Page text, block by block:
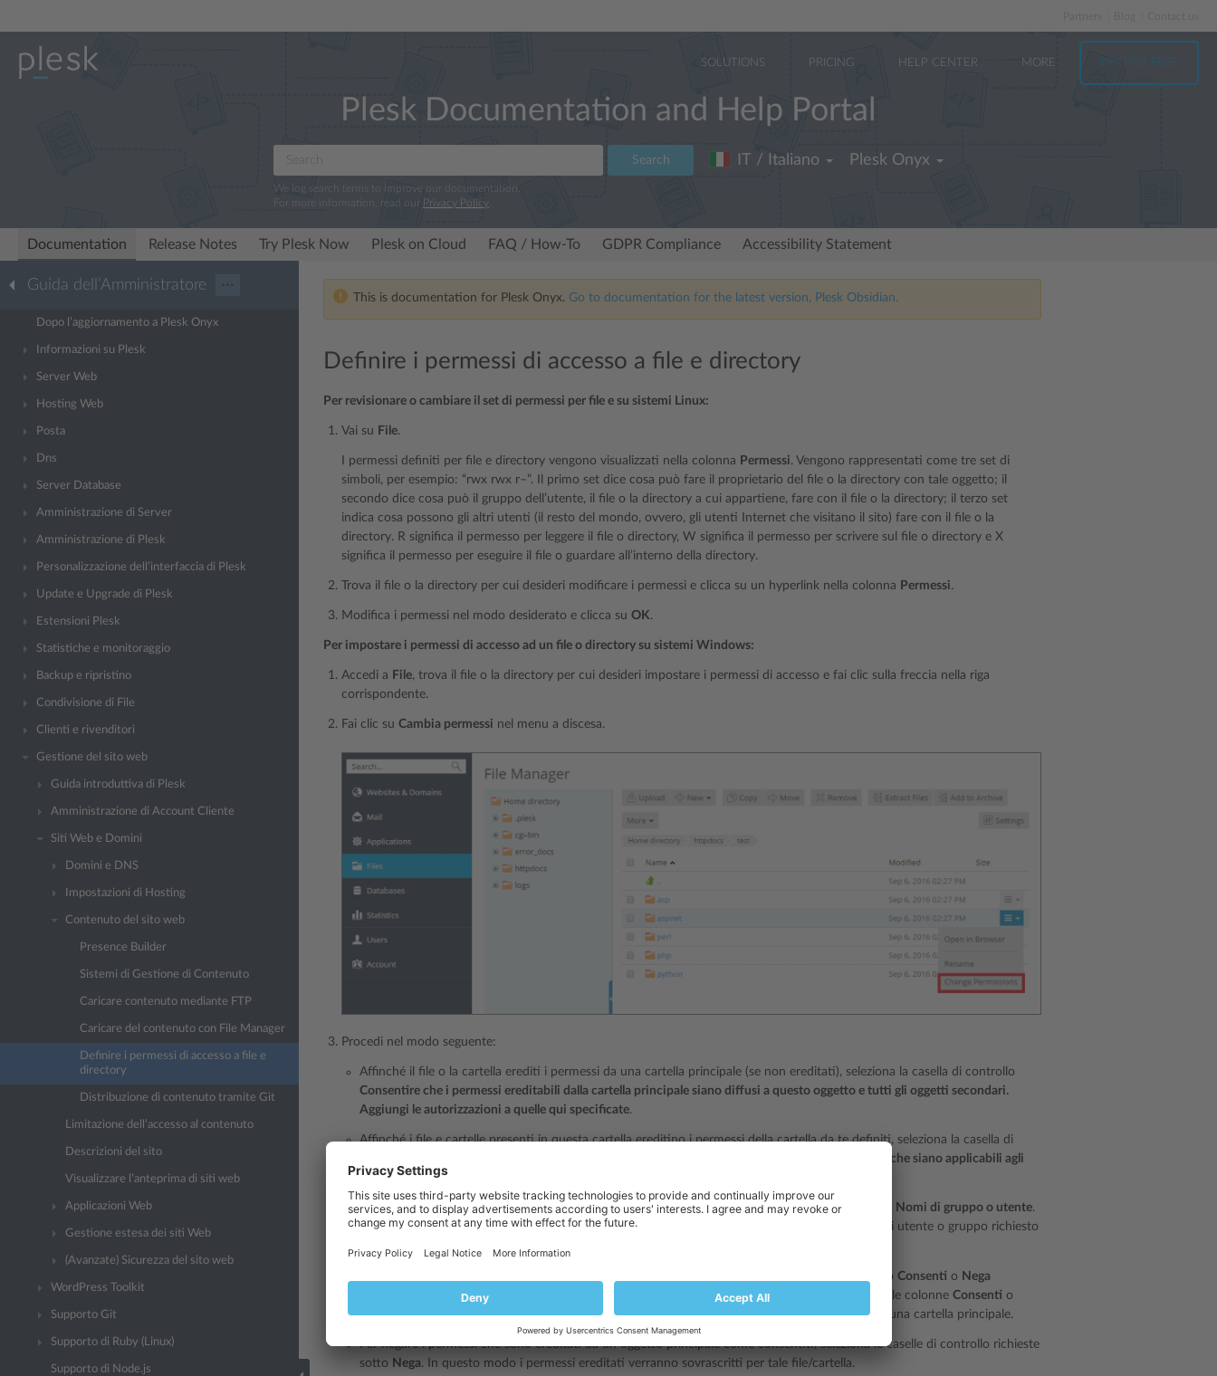
Partners
SOLUTIONS PRICING HELP CENTER MORE TRY FOR FREE
Plesk Documentation and Help Portal
Search
We log search terms to improve our documentation.
For more information, read our Privacy Policy
IT / Italiano Plesk Onyx
Documentation Release Notes Try Plesk Now Plesk on Cloud FAQ / How-To GDPR Compliance Accessibility Statement
Guida dell’Amministratore ···
Dopo l’aggiornamento a Plesk Onyx
Informazioni su Plesk
Server Web
Hosting Web
Posta
Dns
Server Database
Amministrazione di Server
Amministrazione di Plesk
Personalizzazione dell’interfaccia di Plesk
Update e Upgrade di Plesk
Estensioni Plesk
Statistiche e monitoraggio
Backup e ripristino
Condivisione di File
Clienti e rivenditori
Gestione del sito web
Guida introduttiva di Plesk
Amministrazione di Account Cliente
Siti Web e Domini
Domini e DNS
Impostazioni di Hosting
Contenuto del sito web
Presence Builder
Sistemi di Gestione di Contenuto
Caricare contenuto mediante FTP
Caricare del contenuto con File Manager
Definire i permessi di accesso a file e
directory
Distribuzione di contenuto tramite Git
Limitazione dell’accesso al contenuto
Descrizioni del sito
Visualizzare l’anteprima di siti web
Applicazioni Web
Gestione estesa dei siti Web
(Avanzate) Sicurezza del sito web
WordPress Toolkit
Supporto Git
Supporto di Ruby (Linux)
Supporto di Node.js
This is documentation for Plesk Onyx. Go to documentation for the latest version, Plesk Obsidian.
Definire i permessi di accesso a file e directory
Per revisionare o cambiare il set di permessi per file e su sistemi Linux:
Vai su File.
I permessi definiti per file e directory vengono visualizzati nella colonna Permessi. Vengono rappresentati come tre set di
simboli, per esempio: “rwx rwx r–”. Il primo set dice cosa può fare il proprietario del file o la directory con tale oggetto; il
secondo dice cosa può il gruppo dell’utente, il file o la directory a cui appartiene, fare con il file o la directory; il terzo set
indica cosa possono gli altri utenti (il resto del mondo, ovvero, gli utenti Internet che visitano il sito) fare con il file o la
directory. R significa il permesso per leggere il file o directory, W significa il permesso per scrivere sul file o directory e X
significa il permesso per eseguire il file o guardare all’interno della directory.
Trova il file o la directory per cui desideri modificare i permessi e clicca su un hyperlink nella colonna Permessi.
Modifica i permessi nel modo desiderato e clicca su OK.
Per impostare i permessi di accesso ad un file o directory su sistemi Windows:
Accedi a File, trova il file o la directory per cui desideri impostare i permessi di accesso e fai clic sulla freccia nella riga
corrispondente.
Fai clic su Cambia permessi nel menu a discesa.
Procedi nel modo seguente:
Affinché il file o la cartella erediti i permessi da una cartella principale (se non ereditati), seleziona la casella di controllo
Consentire che i permessi ereditabili dalla cartella principale siano diffusi a questo oggetto e tutti gli oggetti secondari.
Aggiungi le autorizzazioni a quelle qui specificate.
Affinché i file e cartelle presenti in questa cartella ereditino i permessi della cartella da te definiti, seleziona la casella di
Sostituisci le voci dei permessi su tutti gli oggetti secondari con le voci qui visualizzate che siano applicabili agli
oggetti secondari
Per cambiare o rimuovere i permessi da un gruppo o utente, fai clic sul nome richiesto nella lista Nomi di gruppo o utente.
Se il gruppo o utente non viene elencato nella lista
, seleziona il nome di utente o gruppo richiesto
Per consentire o negare i permessi a un gruppo o utente selezionato, scegli le caselle di controllo Consenti o Nega
secondo i permessi elencati sotto
<user/group name>. Se le caselle di controllo nelle colonne Consenti o
Negasono visualizzate in colore grigio, significa che i permessi corrispondenti sono ereditati da una cartella principale.
Per negare i permessi che sono ereditati da un oggetto principale come consentiti, seleziona le caselle di controllo richieste
sotto Nega. In questo modo i permessi ereditati verranno sovrascritti per tale file/cartella.